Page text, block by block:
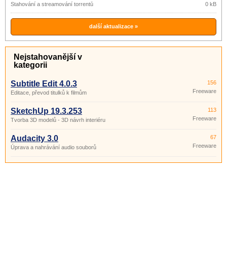
Stahování a streamování torrentů 0 kB
další aktualizace »
Nejstahovanější v
kategorii
Subtitle Edit 4.0.3
Editace, převod titulků k filmům
156
Freeware
SketchUp 19.3.253
Tvorba 3D modelů - 3D návrh interiéru
113
Freeware
Audacity 3.0
Úprava a nahrávání audio souborů
67
Freeware